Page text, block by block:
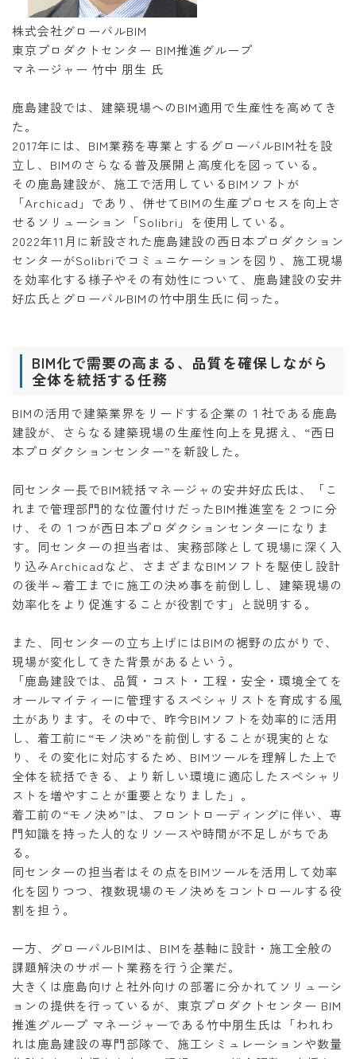
株式会社グローバルBIM
東京プロダクトセンター BIM推進グループ
マネージャー 竹中 朋生 氏
鹿島建設では、建築現場へのBIM適用で生産性を高めてき
た。
2017年には、BIM業務を専業とするグローバルBIM社を設
立し、BIMのさらなる普及展開と高度化を図っている。
その鹿島建設が、施工で活用しているBIMソフトが
「Archicad」であり、併せてBIMの生産プロセスを向上さ
せるソリューション「Solibri」を使用している。
2022年11月に新設された鹿島建設の西日本プロダクション
センターがSolibriでコミュニケーションを図り、施工現場
を効率化する様子やその有効性について、鹿島建設の安井
好広氏とグローバルBIMの竹中朋生氏に伺った。
BIM化で需要の高まる、品質を確保しながら
全体を統括する任務
BIMの活用で建築業界をリードする企業の１社である鹿島
建設が、さらなる建築現場の生産性向上を見据え、“西日
本プロダクションセンター”を新設した。
同センター長でBIM統括マネージャの安井好広氏は、「こ
れまで管理部門的な位置付けだったBIM推進室を２つに分
け、その１つが西日本プロダクションセンターになりま
す。同センターの担当者は、実務部隊として現場に深く入
り込みArchicadなど、さまざまなBIMソフトを駆使し設計
の後半～着工までに施工の決め事を前倒しし、建築現場の
効率化をより促進することが役割です」と説明する。
また、同センターの立ち上げにはBIMの裾野の広がりで、
現場が変化してきた背景があるという。
「鹿島建設では、品質・コスト・工程・安全・環境全てを
オールマイティーに管理するスペシャリストを育成する風
土があります。その中で、昨今BIMソフトを効率的に活用
し、着工前に“モノ決め”を前倒しすることが現実的とな
り、その変化に対応するため、BIMツールを理解した上で
全体を統括できる、より新しい環境に適応したスペシャリ
ストを増やすことが重要となりました」。
着工前の“モノ決め”は、フロントローディングに伴い、専
門知識を持った人的なリソースや時間が不足しがちであ
る。
同センターの担当者はその点をBIMツールを活用して効率
化を図りつつ、複数現場のモノ決めをコントロールする役
割を担う。
一方、グローバルBIMは、BIMを基軸に設計・施工全般の
課題解決のサポート業務を行う企業だ。
大きくは鹿島向けと社外向けの部署に分かれてソリューシ
ョンの提供を行っているが、東京プロダクトセンター BIM
推進グループ マネージャーである竹中朋生氏は「われわ
れは鹿島建設の専門部隊で、施工シミュレーションや数量